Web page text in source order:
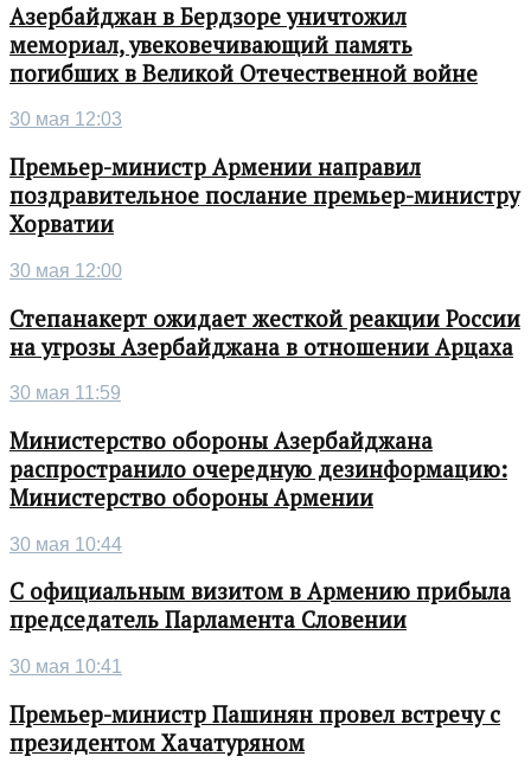
Азербайджан в Бердзоре уничтожил
мемориал, увековечивающий память
погибших в Великой Отечественной войне
30 мая 12:03
Премьер-министр Армении направил
поздравительное послание премьер-министру
Хорватии
30 мая 12:00
Степанакерт ожидает жесткой реакции России
на угрозы Азербайджана в отношении Арцаха
30 мая 11:59
Министерство обороны Азербайджана
распространило очередную дезинформацию:
Министерство обороны Армении
30 мая 10:44
С официальным визитом в Армению прибыла
председатель Парламента Словении
30 мая 10:41
Премьер-министр Пашинян провел встречу с
президентом Хачатуряном